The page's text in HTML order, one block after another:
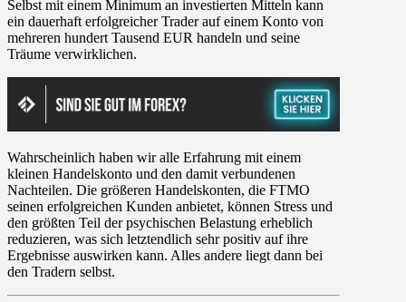
Selbst mit einem Minimum an investierten Mitteln kann
ein dauerhaft erfolgreicher Trader auf einem Konto von
mehreren hundert Tausend EUR handeln und seine
Träume verwirklichen.
Wahrscheinlich haben wir alle Erfahrung mit einem
kleinen Handelskonto und den damit verbundenen
Nachteilen. Die größeren Handelskonten, die FTMO
seinen erfolgreichen Kunden anbietet, können Stress und
den größten Teil der psychischen Belastung erheblich
reduzieren, was sich letztendlich sehr positiv auf ihre
Ergebnisse auswirken kann. Alles andere liegt dann bei
den Tradern selbst.